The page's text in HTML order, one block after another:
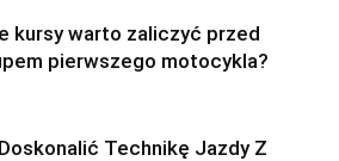
kursy warto zaliczyć przed
pierwszego motocykla?
Technikę Jazdy Z